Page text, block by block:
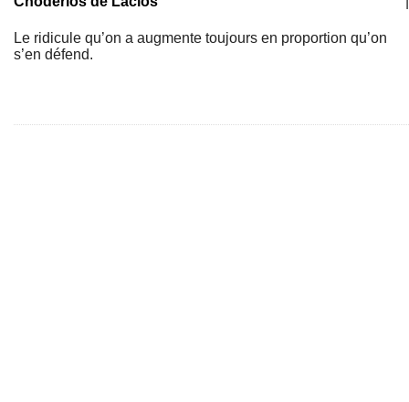
Le ridicule qu’on a augmente toujours en proportion qu’on
s’en défend.